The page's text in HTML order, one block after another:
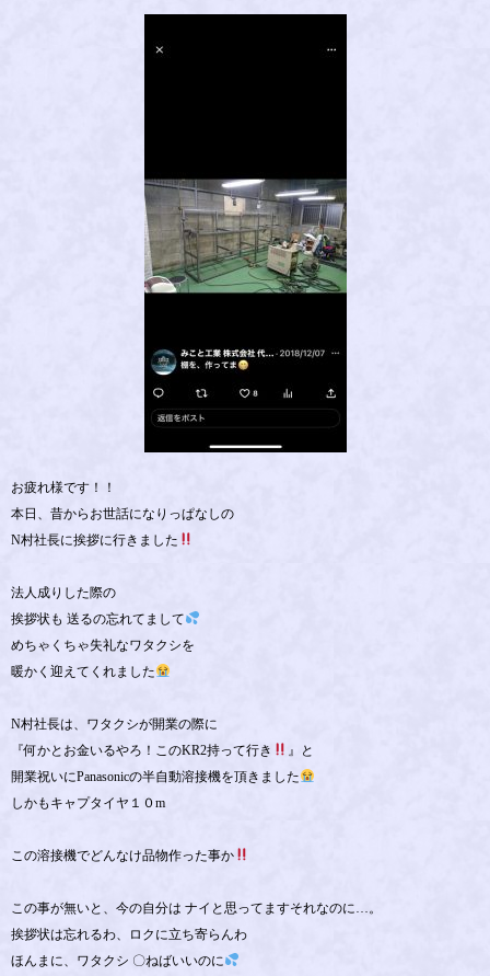
お疲れ様です！！
本日、昔からお世話になりっぱなしの
N村社長に挨拶に行きました
法人成りした際の
挨拶状も 送るの忘れてまして
めちゃくちゃ失礼なワタクシを
暖かく迎えてくれました
N村社長は、ワタクシが開業の際に
『何かとお金いるやろ！このKR2持って行き
』と
開業祝いにPanasonicの半自動溶接機を頂きました
しかもキャプタイヤ１０m
この溶接機でどんなけ品物作った事か
この事が無いと、今の自分は ナイと思ってますそれなのに…。
挨拶状は忘れるわ、ロクに立ち寄らんわ
ほんまに、ワタクシ 〇ねばいいのに